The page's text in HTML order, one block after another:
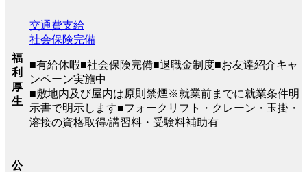
福
利
厚
生
交通費支給
社会保険完備
■有給休暇■社会保険完備■退職金制度■お友達紹介キャ
ンペーン実施中
■敷地内及び屋内は原則禁煙※就業前までに就業条件明
示書で明示します■フォークリフト・クレーン・玉掛・
溶接の資格取得/講習料・受験料補助有
公